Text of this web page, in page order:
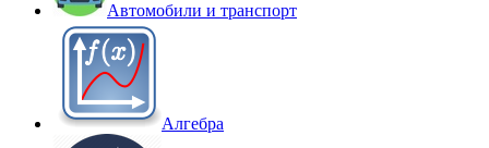
Автомобили и транспорт
Алгебра